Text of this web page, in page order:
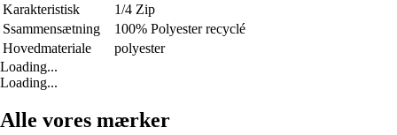
Karakteristisk
1/4 Zip
Ssammensætning
100% Polyester recyclé
Hovedmateriale
polyester
Loading...
Loading...
Alle vores mærker